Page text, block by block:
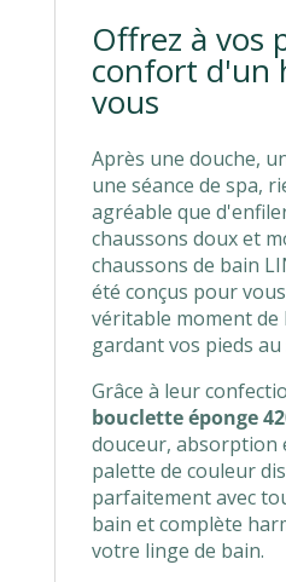
Offrez à vos
confort d'un
vous
Après une douche,
une séance de spa,
agréable que
chaussons doux et
chaussons de bain
été conçus pour
véritable moment
gardant vos pieds au
Grâce à leur
bouclette éponge
douceur, absorption
palette de couleur
parfaitement avec
bain et complète
votre linge de bain.